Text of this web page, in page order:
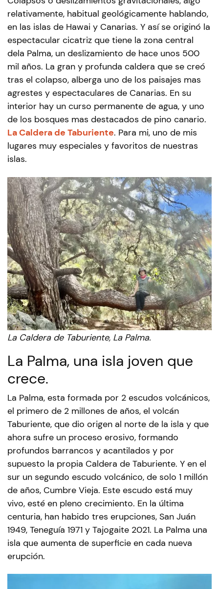
relativamente, habitual geológicamente hablando,
en las islas de Hawai y Canarias. Y así se originó la
espectacular cicatriz que tiene la zona central
dela Palma, un deslizamiento de hace unos 500
mil años. La gran y profunda caldera que se creó
tras el colapso, alberga uno de los paisajes mas
agrestes y espectaculares de Canarias. En su
interior hay un curso permanente de agua, y uno
de los bosques mas destacados de pino canario.
La Caldera de Taburiente. Para mi, uno de mis
lugares muy especiales y favoritos de nuestras
islas.
La Caldera de Taburiente, La Palma.
La Palma, una isla joven que
crece.
La Palma, esta formada por 2 escudos volcánicos,
el primero de 2 millones de años, el volcán
Taburiente, que dio origen al norte de la isla y que
ahora sufre un proceso erosivo, formando
profundos barrancos y acantilados y por
supuesto la propia Caldera de Taburiente. Y en el
sur un segundo escudo volcánico, de solo 1 millón
de años, Cumbre Vieja. Este escudo está muy
vivo, esté en pleno crecimiento. En la última
centuria, han habido tres erupciones, San Juán
1949, Teneguía 1971 y Tajogaite 2021. La Palma una
isla que aumenta de superficie en cada nueva
erupción.